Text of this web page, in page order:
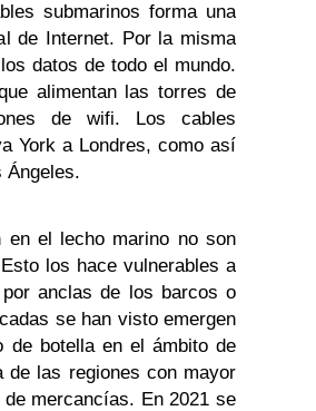
submarinos forma una
de Internet. Por la misma
datos de todo el mundo.
alimentan las torres de
de wifi. Los cables
York a Londres, como así
Ángeles.
en el lecho marino no son
los hace vulnerables a
anclas de los barcos o
se han visto emergen
de botella en el ámbito de
de las regiones con mayor
mercancías. En 2021 se